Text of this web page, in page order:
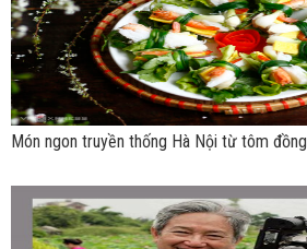
Món ngon truyền thống Hà Nội từ tôm đồng